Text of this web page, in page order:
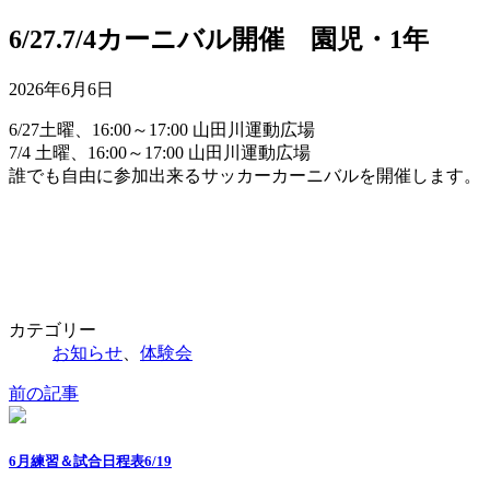
6/27.7/4カーニバル開催 園児・1年
2026年6月6日
6/27土曜、16:00～17:00 山田川運動広場
7/4 土曜、16:00～17:00 山田川運動広場
誰でも自由に参加出来るサッカーカーニバルを開催します。
カテゴリー
お知らせ
体験会
前の記事
6月練習＆試合日程表6/19